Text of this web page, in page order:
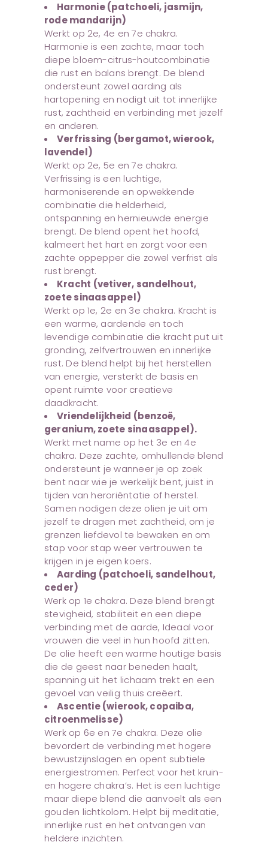
Harmonie (patchoeli, jasmijn,
rode mandarijn)
Werkt op 2e, 4e en 7e chakra.
Harmonie is een zachte, maar toch
diepe bloem-citrus-houtcombinatie
die rust en balans brengt. De blend
ondersteunt zowel aarding als
hartopening en nodigt uit tot innerlijke
rust, zachtheid en verbinding met jezelf
en anderen.
Verfrissing (bergamot, wierook,
lavendel)
Werkt op 2e, 5e en 7e chakra.
Verfrissing is een luchtige,
harmoniserende en opwekkende
combinatie die helderheid,
ontspanning en hernieuwde energie
brengt. De blend opent het hoofd,
kalmeert het hart en zorgt voor een
zachte oppepper die zowel verfrist als
rust brengt.
Kracht (vetiver, sandelhout,
zoete sinaasappel)
Werkt op 1e, 2e en 3e chakra. Kracht is
een warme, aardende en toch
levendige combinatie die kracht put uit
gronding, zelfvertrouwen en innerlijke
rust. De blend helpt bij het herstellen
van energie, versterkt de basis en
opent ruimte voor creatieve
daadkracht.
Vriendelijkheid (benzoë,
geranium, zoete sinaasappel).
Werkt met name op het 3e en 4e
chakra. Deze zachte, omhullende blend
ondersteunt je wanneer je op zoek
bent naar wie je werkelijk bent, juist in
tijden van heroriëntatie of herstel.
Samen nodigen deze olien je uit om
jezelf te dragen met zachtheid, om je
grenzen liefdevol te bewaken en om
stap voor stap weer vertrouwen te
krijgen in je eigen koers.
Aarding (patchoeli, sandelhout,
ceder)
Werk op 1e chakra. Deze blend brengt
stevigheid, stabiliteit en een diepe
verbinding met de aarde, Ideaal voor
vrouwen die veel in hun hoofd zitten.
De olie heeft een warme houtige basis
die de geest naar beneden haalt,
spanning uit het lichaam trekt en een
gevoel van veilig thuis creëert.
Ascentie (wierook, copaiba,
citroenmelisse)
Werk op 6e en 7e chakra. Deze olie
bevordert de verbinding met hogere
bewustzijnslagen en opent subtiele
energiestromen. Perfect voor het kruin-
en hogere chakra’s. Het is een luchtige
maar diepe blend die aanvoelt als een
gouden lichtkolom. Helpt bij meditatie,
innerlijke rust en het ontvangen van
heldere inzichten.